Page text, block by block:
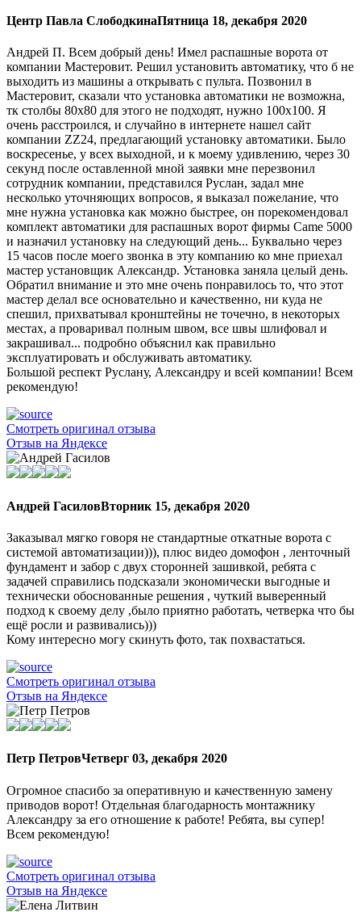
Центр Павла СлободкинаПятница 18, декабря 2020
Андрей П. Всем добрый день! Имел распашные ворота от
компании Мастеровит. Решил установить автоматику, что б не
выходить из машины а открывать с пульта. Позвонил в
Мастеровит, сказали что установка автоматики не возможна,
тк столбы 80х80 для этого не подходят, нужно 100х100. Я
очень расстроился, и случайно в интернете нашел сайт
компании ZZ24, предлагающий установку автоматики. Было
воскресенье, у всех выходной, и к моему удивлению, через 30
секунд после оставленной мной заявки мне перезвонил
сотрудник компании, представился Руслан, задал мне
несколько уточняющих вопросов, я выказал пожелание, что
мне нужна установка как можно быстрее, он порекомендовал
комплект автоматики для распашных ворот фирмы Came 5000
и назначил установку на следующий день... Буквально через
15 часов после моего звонка в эту компанию ко мне приехал
мастер установщик Александр. Установка заняла целый день.
Обратил внимание и это мне очень понравилось то, что этот
мастер делал все основательно и качественно, ни куда не
спешил, прихватывал кронштейны не точечно, в некоторых
местах, а проваривал полным швом, все швы шлифовал и
закрашивал... подробно объяснил как правильно
эксплуатировать и обслуживать автоматику.
Большой респект Руслану, Александру и всей компании! Всем
рекомендую!
Смотреть оригинал отзыва
Отзыв на Яндексе
Андрей ГасиловВторник 15, декабря 2020
Заказывал мягко говоря не стандартные откатные ворота с
системой автоматизации))), плюс видео домофон , ленточный
фундамент и забор с двух сторонней зашивкой, ребята с
задачей справились подсказали экономически выгодные и
технически обоснованные решения , чуткий выверенный
подход к своему делу ,было приятно работать, четверка что бы
ещё росли и развивались)))
Кому интересно могу скинуть фото, так похвастаться.
Смотреть оригинал отзыва
Отзыв на Яндексе
Петр ПетровЧетверг 03, декабря 2020
Огромное спасибо за оперативную и качественную замену
приводов ворот! Отдельная благодарность монтажнику
Александру за его отношение к работе! Ребята, вы супер!
Всем рекомендую!
Смотреть оригинал отзыва
Отзыв на Яндексе